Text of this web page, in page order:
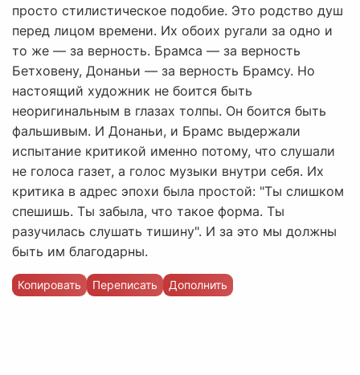
просто стилистическое подобие. Это родство душ
перед лицом времени. Их обоих ругали за одно и
то же — за верность. Брамса — за верность
Бетховену, Донаньи — за верность Брамсу. Но
настоящий художник не боится быть
неоригинальным в глазах толпы. Он боится быть
фальшивым. И Донаньи, и Брамс выдержали
испытание критикой именно потому, что слушали
не голоса газет, а голос музыки внутри себя. Их
критика в адрес эпохи была простой: "Ты слишком
спешишь. Ты забыла, что такое форма. Ты
разучилась слушать тишину". И за это мы должны
быть им благодарны.
Копировать Переписать Дополнить